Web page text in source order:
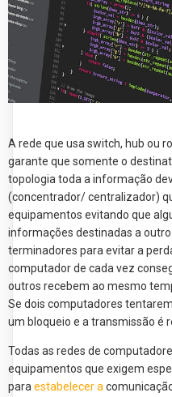
A rede que usa switch, hub ou
garante que somente o
topologia toda a informação
(concentrador/ centralizador)
equipamentos evitando que
informações destinadas a
terminadores para evitar a
computador de cada vez
outros recebem ao mesmo
Se dois computadores
um bloqueio e a transmissão é
Todas as redes de
equipamentos que exigem
para estabelecer a